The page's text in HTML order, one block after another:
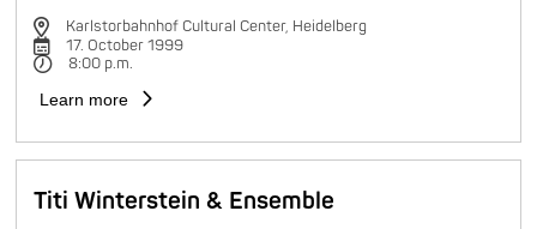
Karlstorbahnhof Cultural Center, Heidelberg
17. October 1999
8:00 p.m.
Learn more
Titi Winterstein & Ensemble